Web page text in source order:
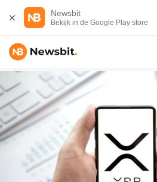
Newsbit
Bekijk in de Google Play store